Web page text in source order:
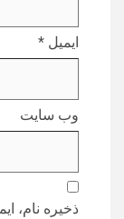
ایمیل *
وب‌ سایت
ذخیره نام،